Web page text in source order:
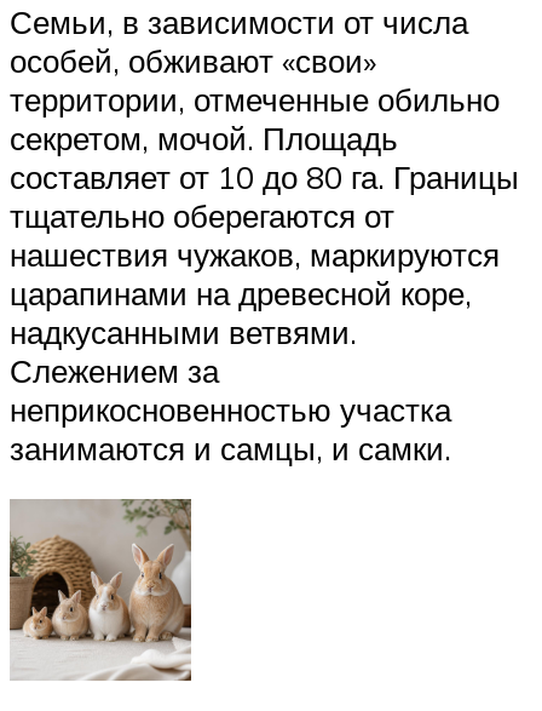
Семьи, в зависимости от числа
особей, обживают «свои»
территории, отмеченные обильно
секретом, мочой. Площадь
составляет от 10 до 80 га. Границы
тщательно оберегаются от
нашествия чужаков, маркируются
царапинами на древесной коре,
надкусанными ветвями.
Слежением за
неприкосновенностью участка
занимаются и самцы, и самки.